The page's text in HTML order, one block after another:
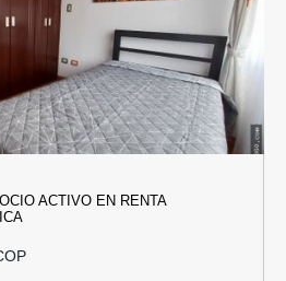
ACTIVO EN RENTA